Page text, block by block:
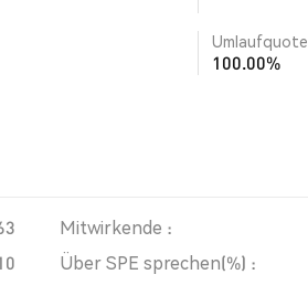
Umlaufquote
100.00%
Mitwirkende :
Über SPE sprechen(%) :